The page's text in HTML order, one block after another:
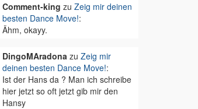
Comment-king zu Zeig mir deinen
besten Dance Move!:
Ähm, okayy.
DingoMAradonazu Zeig mir
deinen besten Dance Move!:
Ist der Hans da ? Man ich schreibe
hier jetzt so oft jetzt gib mir den
Hansy